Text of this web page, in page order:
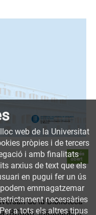
Accés
obert
de la Biblioteca
(BCUM). Inauguració
web de la Universitat
pròpies i de tercers
i amb finalitats
arxius de text que els
en pugui fer un ús
emmagatzemar
necessàries
a tots els altres tipus